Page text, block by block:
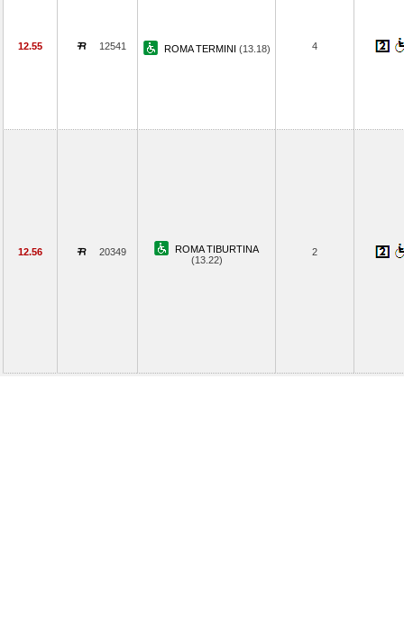
12.55 12541 ROMA TERMINI (13.18) 4
12.56 20349
ROMA TIBURTINA
(13.22)
2